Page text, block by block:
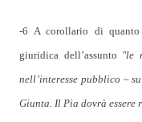
-6 A corollario di quanto
giuridica dell’assunto "le
nell’interesse pubblico –
Giunta.Il Pia dovrà essere